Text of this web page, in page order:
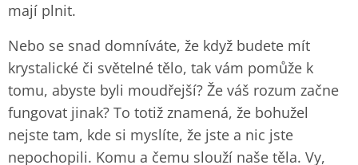
mají plnit.
Nebo se snad domníváte, že když budete mít
krystalické či světelné tělo, tak vám pomůže k
tomu, abyste byli moudřejší? Že váš rozum začne
fungovat jinak? To totiž znamená, že bohužel
nejste tam, kde si myslíte, že jste a nic jste
nepochopili. Komu a čemu slouží naše těla. Vy,